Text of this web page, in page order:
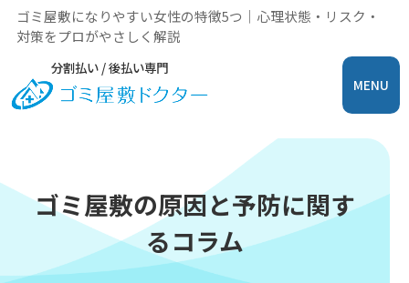
ゴミ屋敷になりやすい女性の特徴5つ｜心理状態・リスク・
対策をプロがやさしく解説
分割払い / 後払い専門
MENU
ゴミ屋敷の原因と予防に関す
るコラム